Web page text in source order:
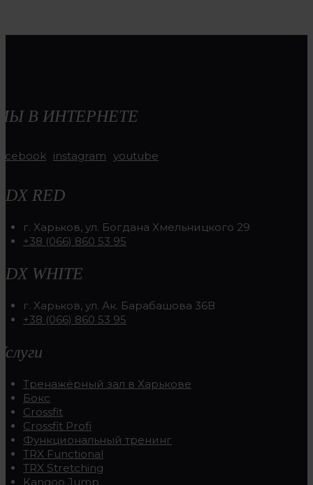
В ИНТЕРНЕТЕ
instagram youtube
RED
г. Харьков, ул. Богдана Хмельницкого 29
+38 (066) 860 53 95
WHITE
г. Харьков, ул. Ак. Барабашова 36В
+38 (066) 860 53 95
Тренажёрный зал в Харькове
Бокс
Crossfit
Crossfit Profi
Функциональный тренинг
TRX Functional
TRX Stretching
Kangoo Jump